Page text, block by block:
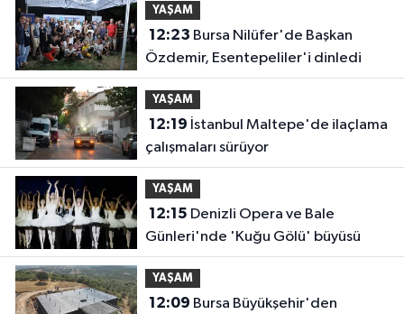
YAŞAM
12:23
Özdemir, Esentepeliler'i dinledi
YAŞAM
12:19
çalışmaları sürüyor
YAŞAM
12:15
Günleri'nde 'Kuğu Gölü' büyüsü
YAŞAM
12:09